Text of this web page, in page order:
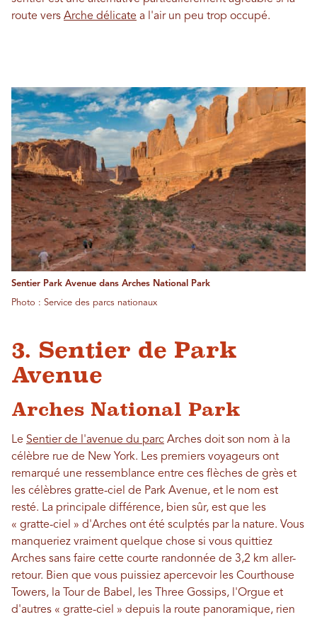
route vers Arche délicate a l'air un peu trop occupé.
Sentier Park Avenue dans Arches National Park
Photo : Service des parcs nationaux
3. Sentier de Park
Avenue
Arches National Park
Le Sentier de l'avenue du parc Arches doit son nom à la
célèbre rue de New York. Les premiers voyageurs ont
remarqué une ressemblance entre ces flèches de grès et
les célèbres gratte-ciel de Park Avenue, et le nom est
resté. La principale différence, bien sûr, est que les
« gratte-ciel » d'Arches ont été sculptés par la nature. Vous
manqueriez vraiment quelque chose si vous quittiez
Arches sans faire cette courte randonnée de 3,2 km aller-
retour. Bien que vous puissiez apercevoir les Courthouse
Towers, la Tour de Babel, les Three Gossips, l'Orgue et
d'autres « gratte-ciel » depuis la route panoramique, rien